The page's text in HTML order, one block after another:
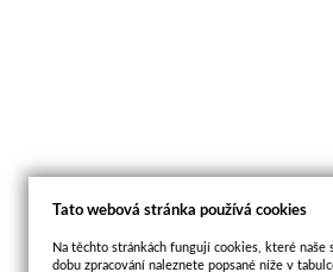
Tato webová stránka používá cookies
Na těchto stránkách fungují cookies, které
dobu zpracování naleznete popsané níže v